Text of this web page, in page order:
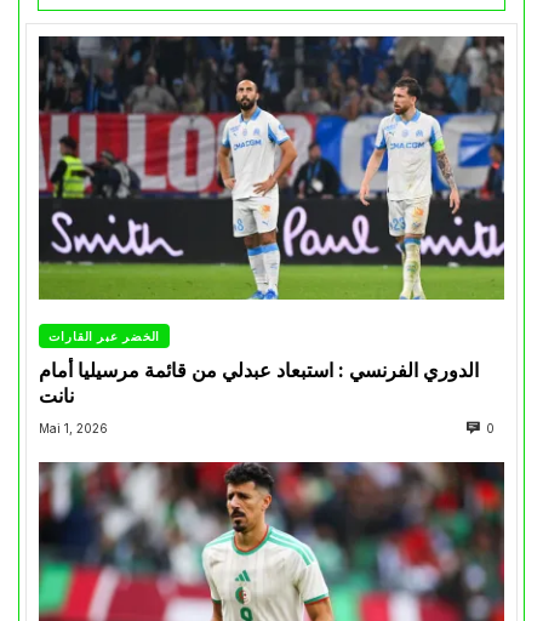
الخضر عبر القارات
الدوري الفرنسي : استبعاد عبدلي من قائمة مرسيليا أمام
نانت
Mai 1, 2026 0